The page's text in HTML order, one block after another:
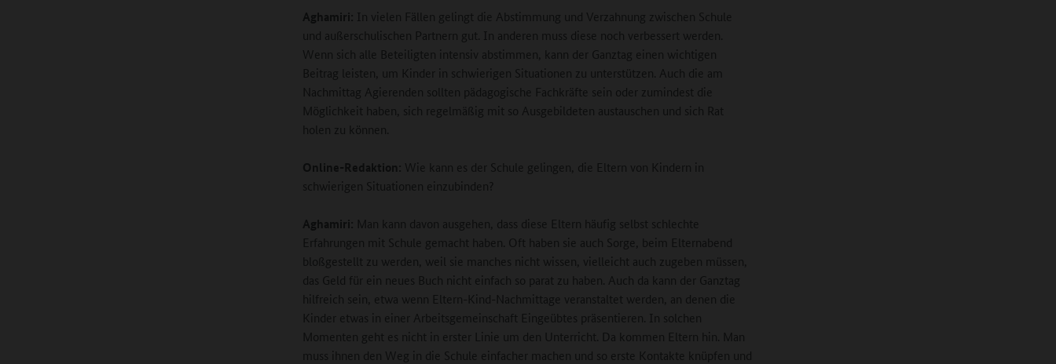
Aghamiri: In vielen Fällen gelingt die Abstimmung und Verzahnung zwischen Schule
und außerschulischen Partnern gut. In anderen muss diese noch verbessert werden.
Wenn sich alle Beteiligten intensiv abstimmen, kann der Ganztag einen wichtigen
Beitrag leisten, um Kinder in schwierigen Situationen zu unterstützen. Auch die am
Nachmittag Agierenden sollten pädagogische Fachkräfte sein oder zumindest die
Möglichkeit haben, sich regelmäßig mit so Ausgebildeten austauschen und sich Rat
holen zu können.
Online-Redaktion: Wie kann es der Schule gelingen, die Eltern von Kindern in
schwierigen Situationen einzubinden?
Aghamiri: Man kann davon ausgehen, dass diese Eltern häufig selbst schlechte
Erfahrungen mit Schule gemacht haben. Oft haben sie auch Sorge, beim Elternabend
bloßgestellt zu werden, weil sie manches nicht wissen, vielleicht auch zugeben müssen,
das Geld für ein neues Buch nicht einfach so parat zu haben. Auch da kann der Ganztag
hilfreich sein, etwa wenn Eltern-Kind-Nachmittage veranstaltet werden, an denen die
Kinder etwas in einer Arbeitsgemeinschaft Eingeübtes präsentieren. In solchen
Momenten geht es nicht in erster Linie um den Unterricht. Da kommen Eltern hin. Man
muss ihnen den Weg in die Schule einfacher machen und so erste Kontakte knüpfen und